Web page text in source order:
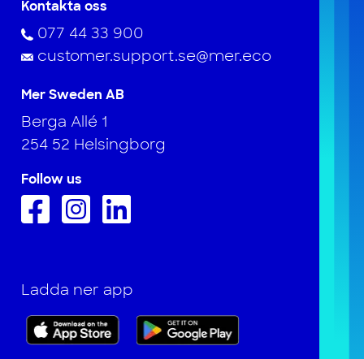
Ladda ner app
Kontakta oss
077 44 33 900
customer.support.se@mer.eco
Mer Sweden AB
Berga Allé 1
254 52 Helsingborg
Follow us